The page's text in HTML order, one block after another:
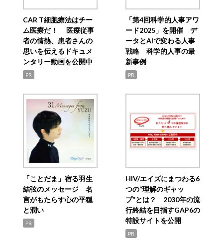
CAR T細胞療法はチー
ム医療だ！ 医療従事
者の情熱、患者さんの
思いを伝えるドキュメ
ンタリー動画を公開中
PR
「第4回科学的人事アワ
ード2025」を開催 デ
ータとAIで変わる人事
戦略 科学的人事の最
新事例
PR
「ことだま」宿る羽生
結弦のメッセージ 名
言がもたらす心の平穏
と潤い
PR
HIV/エイズにまつわる6
つの“理解のギャッ
プ”とは？ 2030年の流
行終結を目指すGAP6の
特設サイトを公開
PR